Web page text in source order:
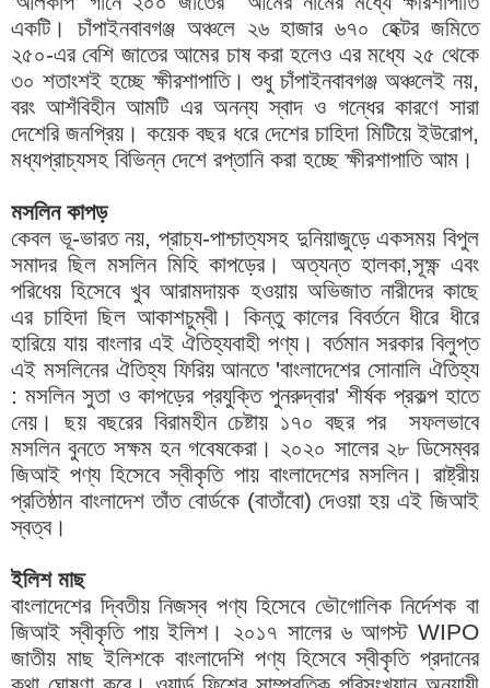
একটি। চাঁপাইনবাবগঞ্জ অঞ্চলে ২৬ হাজার ৬৭০ হেক্টর জমিতে
২৫০-এর বেশি জাতের আমের চাষ করা হলেও এর মধ্যে ২৫ থেকে
৩০ শতাংশই হচ্ছে ক্ষীরশাপাতি। শুধু চাঁপাইনবাবগঞ্জ অঞ্চলেই নয়,
বরং আশঁবিহীন আমটি এর অনন্য স্বাদ ও গন্ধের কারণে সারা
দেশেরি জনপ্রিয়। কয়েক বছর ধরে দেশের চাহিদা মিটিয়ে ইউরোপ,
মধ্যপ্রাচ্যসহ বিভিন্ন দেশে রপ্তানি করা হচ্ছে ক্ষীরশাপাতি আম।
মসলিন কাপড়
কেবল ভূ-ভারত নয়, প্রাচ্য-পাশ্চাত্যসহ দুনিয়াজুড়ে একসময় বিপুল
সমাদর ছিল মসলিন মিহি কাপড়ের। অত্যন্ত হালকা,সূক্ষ্ণ এবং
পরিধেয় হিসেবে খুব আরামদায়ক হওয়ায় অভিজাত নারীদের কাছে
এর চাহিদা ছিল আকাশচুম্বী। কিন্তু কালের বিবর্তনে ধীরে ধীরে
হারিয়ে যায় বাংলার এই ঐতিহ্যবাহী পণ্য। বর্তমান সরকার বিলুপ্ত
এই মসলিনের ঐতিহ্য ফিরিয় আনতে 'বাংলাদেশের সোনালি ঐতিহ্য
: মসলিন সুতা ও কাপড়ের প্রযুক্তি পুনরুদ্বার' শীর্ষক প্রকল্প হাতে
নেয়। ছয় বছরের বিরামহীন চেষ্টায় ১৭০ বছর পর সফলভাবে
মসলিন বুনতে সক্ষম হন গবেষকেরা। ২০২০ সালের ২৮ ডিসেম্বর
জিআই পণ্য হিসেবে স্বীকৃতি পায় বাংলাদেশের মসলিন। রাষ্ট্রীয়
প্রতিষ্ঠান বাংলাদেশ তাঁত বোর্ডকে (বাতাঁবো) দেওয়া হয় এই জিআই
স্বত্ব।
ইলিশ মাছ
বাংলাদেশের দ্বিতীয় নিজস্ব পণ্য হিসেবে ভৌগোলিক নির্দেশক বা
জিআই স্বীকৃতি পায় ইলিশ। ২০১৭ সালের ৬ আগস্ট WIPO
জাতীয় মাছ ইলিশকে বাংলাদেশি পণ্য হিসেবে স্বীকৃতি প্রদানের